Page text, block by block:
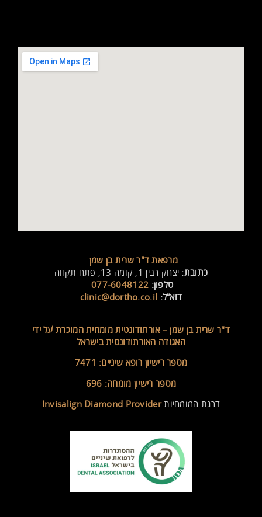
מרפאת ד"ר שרית בן שמן
כתובת: יצחק רבין 1, קומה 13, פתח תקווה
טלפון:
דוא”ל:
clinic@dortho.co.il
ד"ר שרית בן שמן –אורתודונטית מומחית המוכרת על ידי
האגודה האורתודונטית בישראל
מספר רישיון רופא שיניים: 7471
מספר רישיון מומחה: 696
דרגת המומחיותInvisalign Diamond Provider